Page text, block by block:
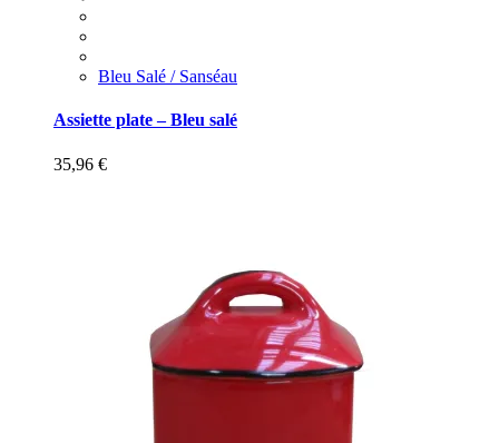
Bleu Salé / Sanséau
Assiette plate – Bleu salé
35,96 €